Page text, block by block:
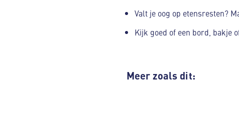
Valt je oog op etensresten?
Kijk goed of een bord, bakje
Meer zoals dit: